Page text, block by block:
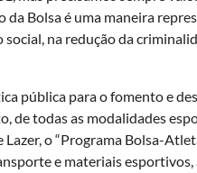
Bolsa é uma maneira
na redução da
pública para o fomento e
de todas as modalidades
o “Programa Bolsa-
e materiais